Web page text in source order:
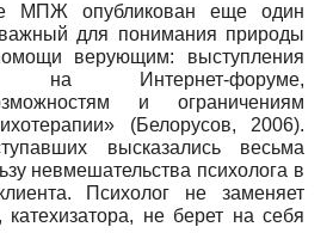
МПЖ опубликован еще один
для понимания природы
верующим: выступления
на Интернет-форуме,
и ограничениям
(Белорусов, 2006).
высказались весьма
невмешательства психолога в
Психолог не заменяет
не берет на себя